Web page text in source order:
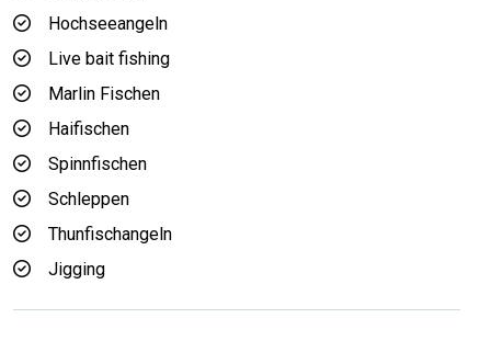
Hochseeangeln
Live bait fishing
Marlin Fischen
Haifischen
Spinnfischen
Schleppen
Thunfischangeln
Jigging